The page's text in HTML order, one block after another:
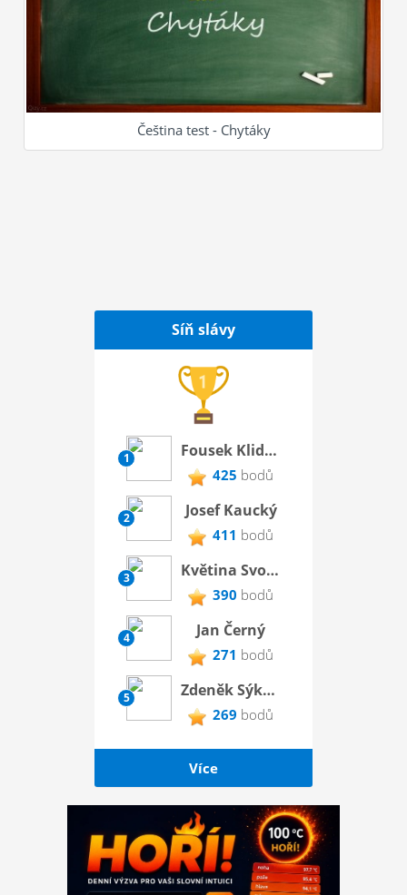
Čeština test - Chytáky
Síň slávy
1 Fousek Klidek
425 bodů
2 Josef Kaucký
411 bodů
3 Květina Svobodová
390 bodů
4 Jan Černý
271 bodů
5 Zdeněk Sýkora
269 bodů
Více